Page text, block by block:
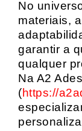
No
materiais,
garantir a
qualquer
Na A2
(https://